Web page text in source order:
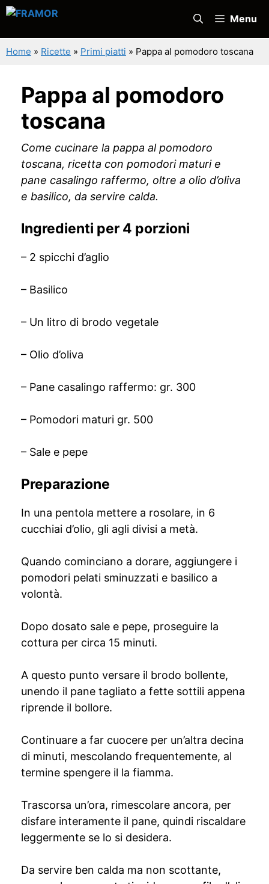
Vai
contenuto
Menu
Home » Ricette » Primi piatti » Pappa al pomodoro toscana
Pappa al pomodoro
toscana
Come cucinare la pappa al pomodoro
toscana, ricetta con pomodori maturi e
pane casalingo raffermo, oltre a olio d’oliva
e basilico, da servire calda.
Ingredienti per 4 porzioni
– 2 spicchi d’aglio
– Basilico
– Un litro di brodo vegetale
– Olio d’oliva
– Pane casalingo raffermo: gr. 300
– Pomodori maturi gr. 500
– Sale e pepe
Preparazione
In una pentola mettere a rosolare, in 6
cucchiai d’olio, gli agli divisi a metà.
Quando cominciano a dorare, aggiungere i
pomodori pelati sminuzzati e basilico a
volontà.
Dopo dosato sale e pepe, proseguire la
cottura per circa 15 minuti.
A questo punto versare il brodo bollente,
unendo il pane tagliato a fette sottili appena
riprende il bollore.
Continuare a far cuocere per un’altra decina
di minuti, mescolando frequentemente, al
termine spengere il la fiamma.
Trascorsa un’ora, rimescolare ancora, per
disfare interamente il pane, quindi riscaldare
leggermente se lo si desidera.
Da servire ben calda ma non scottante,